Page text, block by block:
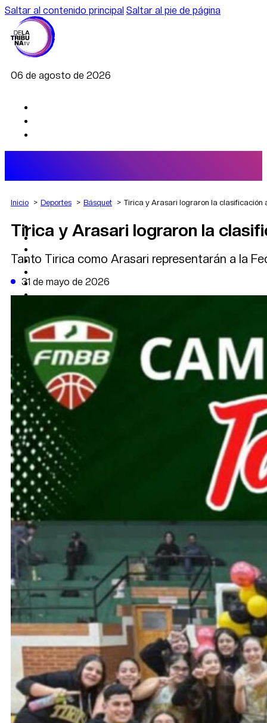
Saltar al contenido principal Saltar al pie de página
06 de agosto de 2026
AGRO
DEPORTES
POLÍTICA
DATA FIRME
DE LA TRIBUNA TV
Inicio Deportes Básquet Tirica y Arasari lograron la clasificación
Tirica y Arasari lograron la
Tanto Tirica como Arasari representarán a la
31 de mayo de 2026